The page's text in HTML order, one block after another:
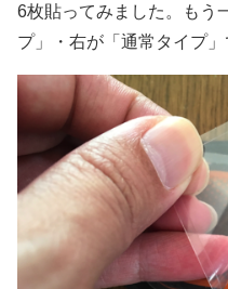
6枚貼ってみました。もう
プ」・右が「通常タイプ」